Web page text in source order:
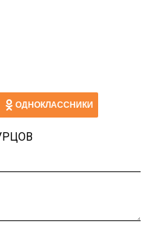
ОДНОКЛАССНИКИ